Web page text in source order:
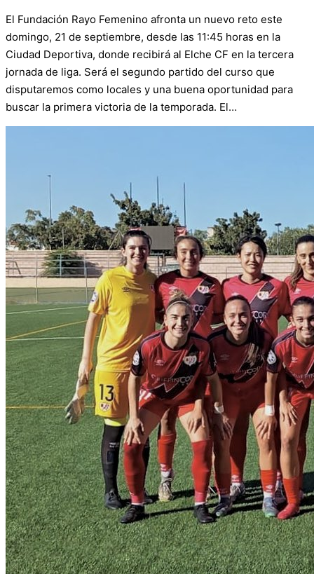
El Fundación Rayo Femenino afronta un nuevo reto este
domingo, 21 de septiembre, desde las 11:45 horas en la
Ciudad Deportiva, donde recibirá al Elche CF en la tercera
jornada de liga. Será el segundo partido del curso que
disputaremos como locales y una buena oportunidad para
buscar la primera victoria de la temporada. El…